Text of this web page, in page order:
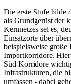
Die erste Stufe bilde
als Grundgerüst der
Kernnetzes sei es,
Einsatzorte über
beispielsweise große
Importkorridore.
Süd-Korridore
Infrastrukturen, die
umfassen - dabei